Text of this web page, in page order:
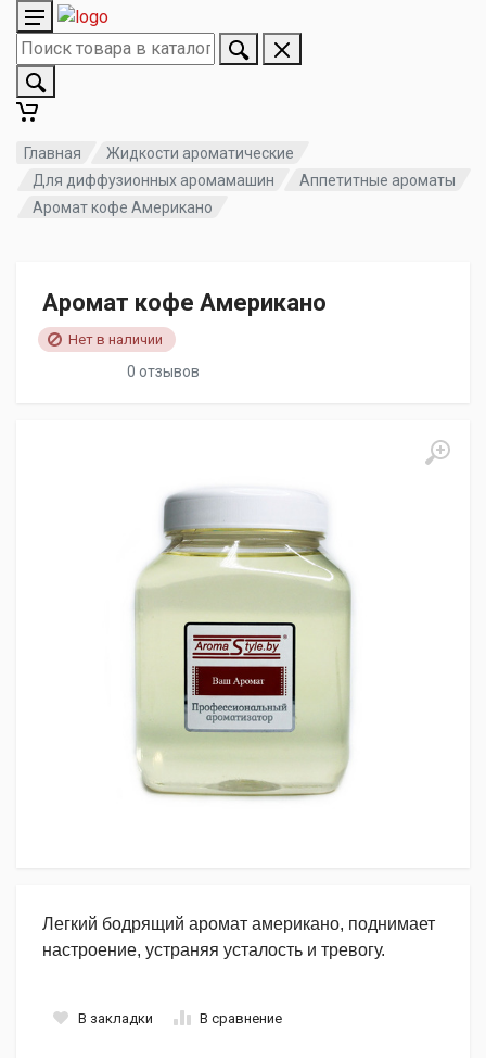
Главная
Жидкости ароматические
Для диффузионных аромамашин
Аппетитные ароматы
Аромат кофе Американо
Аромат кофе Американо
0 отзывов
Нет в наличии
Легкий бодрящий аромат американо, поднимает
настроение, устраняя усталость и тревогу.
В закладки В сравнение